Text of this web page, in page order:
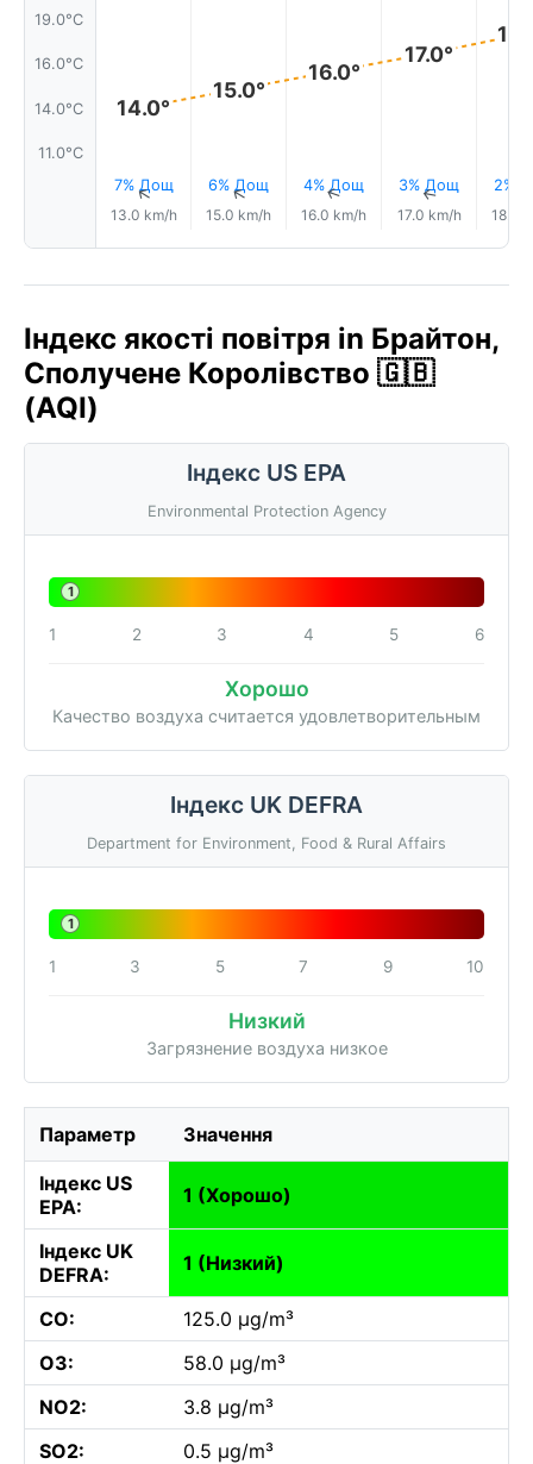
19.0°C
16.0°C
14.0°C
11.0°C
14.0°
7% Дощ
↑
13.0 km/h
15.0°
6% Дощ
↑
15.0 km/h
16.0°
4% Дощ
↑
16.0 km/h
17.0°
3% Дощ
↑
17.0 km/h
2%
18.0
Індекс якості повітря in Брайтон,
Сполучене Королівство 🇬🇧
(AQI)
Індекс US EPA
Environmental Protection Agency
1
1 2 3 4 5 6
Хорошо
Качество воздуха считается удовлетворительным
Індекс UK DEFRA
Department for Environment, Food & Rural Affairs
1
1 3 5 7 9 10
Низкий
Загрязнение воздуха низкое
Параметр Значення
Індекс US
EPA:
1 (Хорошо)
Індекс UK
DEFRA:
1 (Низкий)
CO:
125.0 µg/m³
O3:
58.0 µg/m³
NO2:
3.8 µg/m³
SO2:
0.5 µg/m³